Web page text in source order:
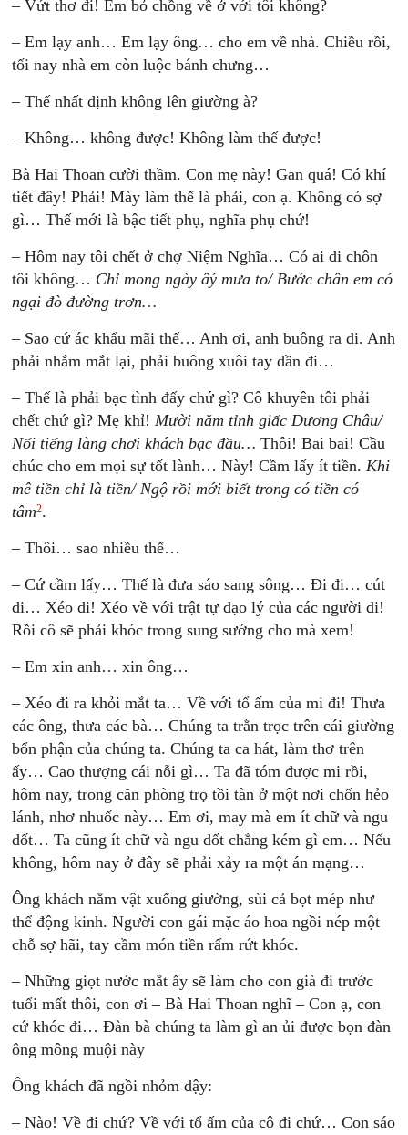
– Vứt thơ đi! Em bỏ chồng về ở với tôi không?
– Em lạy anh… Em lạy ông… cho em về nhà. Chiều rồi,
tối nay nhà em còn luộc bánh chưng…
– Thế nhất định không lên giường à?
– Không… không được! Không làm thế được!
Bà Hai Thoan cười thầm. Con mẹ này! Gan quá! Có khí
tiết đây! Phải! Mày làm thế là phải, con ạ. Không có sợ
gì… Thế mới là bậc tiết phụ, nghĩa phụ chứ!
– Hôm nay tôi chết ở chợ Niệm Nghĩa… Có ai đi chôn
tôi không… Chỉ mong ngày âý mưa to/ Bước chân em có
ngại đò đường trơn…
– Sao cứ ác khẩu mãi thế… Anh ơi, anh buông ra đi. Anh
phải nhắm mắt lại, phải buông xuôi tay dần đi…
– Thế là phải bạc tình đấy chứ gì? Cô khuyên tôi phải
chết chứ gì? Mẹ khỉ!Mười năm tỉnh giấc Dương Châu/
Nổi tiếng làng chơi khách bạc đầu… Thôi! Bai bai! Cầu
chúc cho em mọi sự tốt lành… Này! Cầm lấy ít tiền.Khi
mê tiền chỉ là tiền/ Ngộ rồi mới biết trong có tiền có
tâm2.
– Thôi… sao nhiều thế…
– Cứ cầm lấy… Thế là đưa sáo sang sông… Đi đi… cút
đi… Xéo đi! Xéo về với trật tự đạo lý của các người đi!
Rồi cô sẽ phải khóc trong sung sướng cho mà xem!
– Em xin anh… xin ông…
– Xéo đi ra khỏi mắt ta… Về với tổ ấm của mi đi! Thưa
các ông, thưa các bà… Chúng ta trằn trọc trên cái giường
bổn phận của chúng ta. Chúng ta ca hát, làm thơ trên
ấy… Cao thượng cái nỗi gì… Ta đã tóm được mi rồi,
hôm nay, trong căn phòng trọ tồi tàn ở một nơi chốn hẻo
lánh, nhơ nhuốc này… Em ơi, may mà em ít chữ và ngu
dốt… Ta cũng ít chữ và ngu dốt chẳng kém gì em… Nếu
không, hôm nay ở đây sẽ phải xảy ra một án mạng…
Ông khách nằm vật xuống giường, sùi cả bọt mép như
thể động kinh. Người con gái mặc áo hoa ngồi nép một
chỗ sợ hãi, tay cầm món tiền rấm rứt khóc.
– Những giọt nước mắt ấy sẽ làm cho con già đi trước
tuổi mất thôi, con ơi – Bà Hai Thoan nghĩ – Con ạ, con
cứ khóc đi… Đàn bà chúng ta làm gì an ủi được bọn đàn
ông mông muội này
Ông khách đã ngồi nhỏm dậy:
– Nào! Về đi chứ? Về với tổ ấm của cô đi chứ… Con sáo